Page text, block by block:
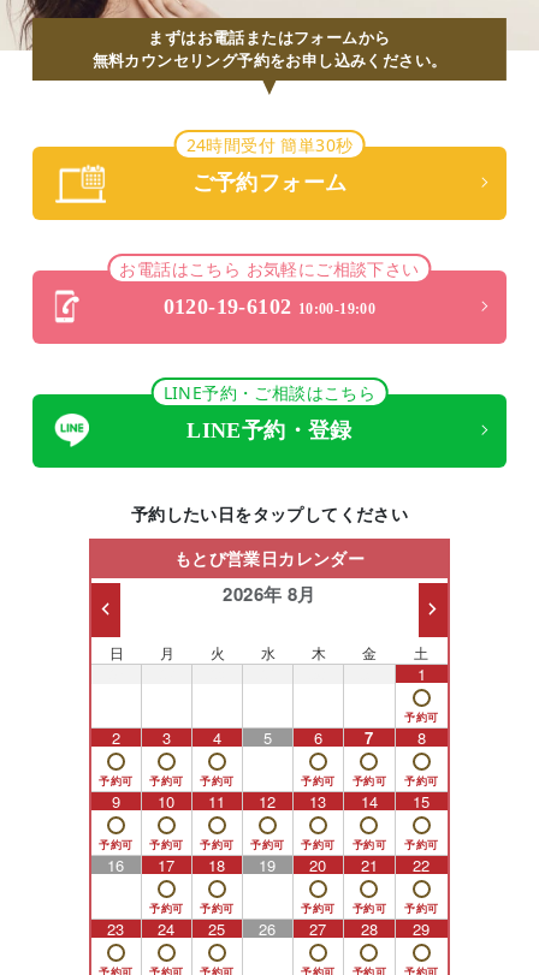
まずはお電話またはフォームから
無料カウンセリング予約をお申し込みください。
24時間受付 簡単30秒
ご予約フォーム
お電話はこちら お気軽にご相談下さい
0120-19-6102 10:00-19:00
LINE予約・ご相談はこちら
LINE予約・登録
予約したい日をタップしてください
もとび営業日カレンダー
2026年 8月
日 月 火 水 木 金 土
1
2 3 4 5 6 7 8
9 10 11 12 13 14 15
16 17 18 19 20 21 22
23 24 25 26 27 28 29